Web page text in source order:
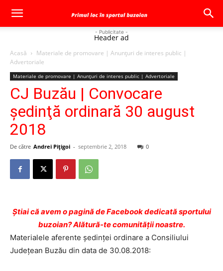
- Publicitate -
Header ad
Acasă
Materiale de promovare | Anunţuri de interes public |
Advertoriale
Materiale de promovare | Anunţuri de interes public | Advertoriale
CJ Buzău | Convocare
şedinţă ordinară 30 august
2018
De către Andrei Pițigoi - septembrie 2, 2018 0
Ştiai că avem o pagină de Facebook dedicată sportului
buzoian? Alătură-te comunității noastre.
Materialele aferente ședinței ordinare a Consiliului
Județean Buzău din data de 30.08.2018: